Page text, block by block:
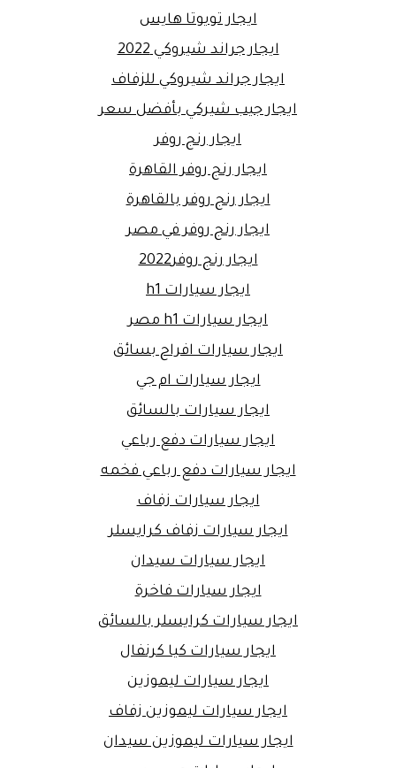
ايجار تويوتا هايس
ايجار جراند شيروكي 2022
ايجار جراند شيروكي للزفاف
ايجار جيب شيركي بأفضل سعر
ايجار رنج روفر
ايجار رنج روفر القاهرة
ايجار رنج روفر بالقاهرة
ايجار رنج روفر في مصر
ايجار رنج روفر2022
ايجار سيارات h1
ايجار سيارات h1 مصر
ايجار سيارات افراح بسائق
ايجار سيارات ام جي
ايجار سيارات بالسائق
ايجار سيارات دفع رباعي
ايجار سيارات دفع رباعي فخمه
ايجار سيارات زفاف
ايجار سيارات زفاف كرايسلر
ايجار سيارات سيدان
ايجار سيارات فاخرة
ايجار سيارات كرايسلر بالسائق
ايجار سيارات كيا كرنفال
ايجار سيارات ليموزين
ايجار سيارات ليموزين زفاف
ايجار سيارات ليموزين سيدان